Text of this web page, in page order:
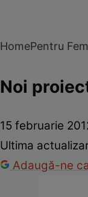
HomePentru
Noi
15 februarie
Ultima
Adaugă-ne